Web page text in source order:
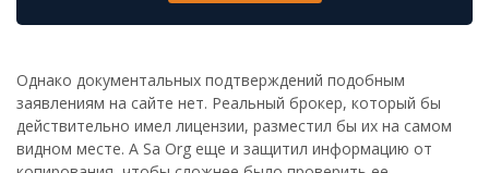
Однако документальных подтверждений подобным
заявлениям на сайте нет. Реальный брокер, который бы
действительно имел лицензии, разместил бы их на самом
видном месте. А Sa Org еще и защитил информацию от